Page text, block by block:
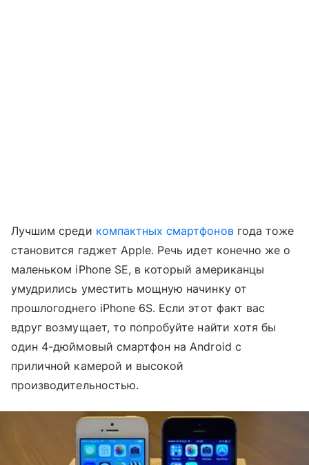
Лучшим среди компактных смартфоновгода тоже
становится гаджет Apple. Речь идет конечно же о
маленьком iPhone SE, в который американцы
умудрились уместить мощную начинку от
прошлогоднего iPhone 6S. Если этот факт вас
вдруг возмущает, то попробуйте найти хотя бы
один 4-дюймовый смартфон на Android c
приличной камерой и высокой
производительностью.